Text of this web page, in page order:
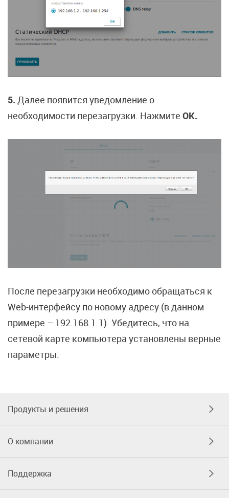
5. Далее появится уведомление о
необходимости перезагрузки. Нажмите ОК.
После перезагрузки необходимо обращаться к
Web-интерфейсу по новому адресу (в данном
примере – 192.168.1.1). Убедитесь, что на
сетевой карте компьютера установлены верные
параметры.
Продукты и решения
О компании
Поддержка